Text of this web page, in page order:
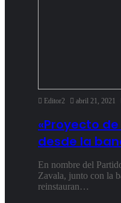
Editor2 abril 21, 2021
«Proyecto
desde la
En nombre del
Zavala, junto con la
reinstauran…